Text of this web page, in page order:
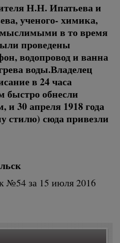
Н.Н. Ипатьева и
ученого- химика,
мыслимыми в то время
проведены
водопровод и ванна
воды.Владелец
в 24 часа
быстро обнесли
30 апреля 1918 года
стилю) сюда привезли
№54 за 15 июля 2016